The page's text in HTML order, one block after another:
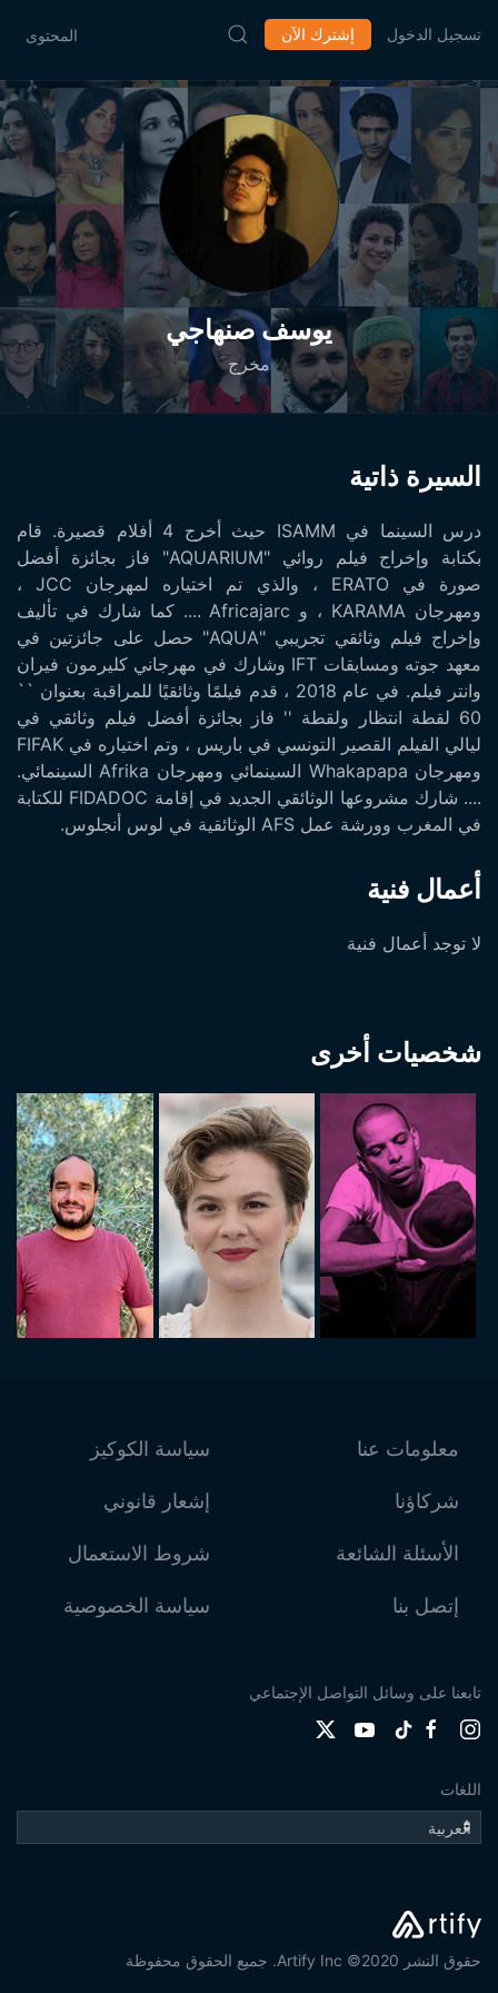
المحتوى إشترك الآن تسجيل الدخول
يوسف صنهاجي
مخرج
السيرة ذاتية
درس السينما في ISAMM حيث أخرج 4 أفلام قصيرة. قام
بكتابة وإخراج فيلم روائي "AQUARIUM" فاز بجائزة أفضل
صورة في ERATO ، والذي تم اختياره لمهرجان JCC ،
ومهرجان KARAMA ، و Africajarc .... كما شارك في تأليف
وإخراج فيلم وثائقي تجريبي "AQUA" حصل على جائزتين في
معهد جوته ومسابقات IFT وشارك في مهرجاني كليرمون فيران
وانتر فيلم. في عام 2018 ، قدم فيلمًا وثائقيًا للمراقبة بعنوان ``
60 لقطة انتظار ولقطة '' فاز بجائزة أفضل فيلم وثائقي في
ليالي الفيلم القصير التونسي في باريس ، وتم اختياره في FIFAK
ومهرجان Whakapapa السينمائي ومهرجان Afrika السينمائي.
.... شارك مشروعها الوثائقي الجديد في إقامة FIDADOC للكتابة
في المغرب وورشة عمل AFS الوثائقية في لوس أنجلوس.
أعمال فنية
لا توجد أعمال فنية
شخصيات أخرى
معلومات عنا
شركاؤنا
الأسئلة الشائعة
إتصل بنا
سياسة الكوكيز
إشعار قانوني
شروط الاستعمال
سياسة الخصوصية
تابعنا على وسائل التواصل الإجتماعي
اللغات
حقوق النشر 2020© Artify Inc. جميع الحقوق محفوظة